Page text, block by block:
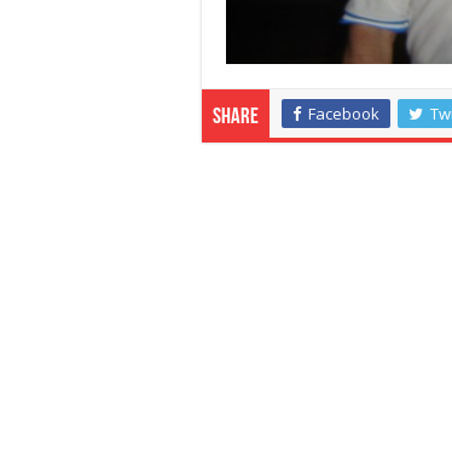
Share Facebook